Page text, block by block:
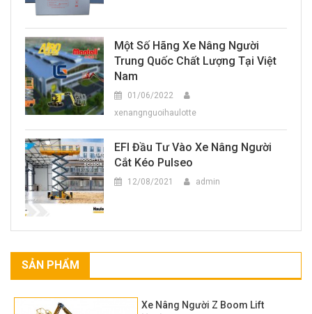
Một Số Hãng Xe Nâng Người
Trung Quốc Chất Lượng Tại Việt
Nam
01/06/2022
xenangnguoihaulotte
EFI Đầu Tư Vào Xe Nâng Người
Cắt Kéo Pulseo
12/08/2021 admin
SẢN PHẨM
Xe Nâng Người Z Boom Lift